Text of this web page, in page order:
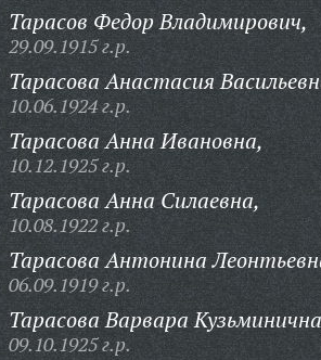
Тарасов Федор Владимирович,
29.09.1915 г.р.
Тарасова Анастасия
10.06.1924 г.р.
Тарасова Анна Ивановна,
10.12.1925 г.р.
Тарасова Анна Силаевна,
10.08.1922 г.р.
Тарасова Антонина
06.09.1919 г.р.
Тарасова Варвара
09.10.1925 г.р.